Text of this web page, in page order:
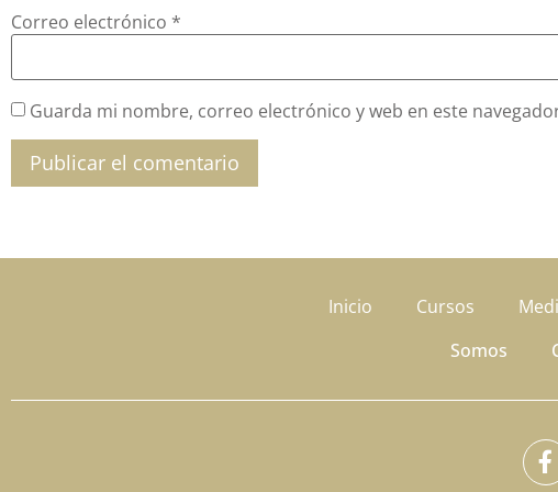
Correo electrónico *
Guarda mi nombre, correo electrónico y web en este
Inicio Cursos
Somos